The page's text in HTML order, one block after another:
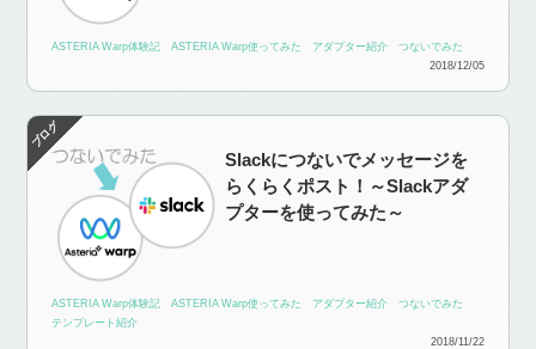
ASTERIA Warp体験記 ASTERIA Warp使ってみた アダプター紹介
つないでみた
2018/12/05
Slackにつないでメッセージを
らくらくポスト！～Slackアダ
プターを使ってみた～
ASTERIA Warp体験記 ASTERIA Warp使ってみた アダプター紹介
つないでみた
テンプレート紹介
2018/11/22